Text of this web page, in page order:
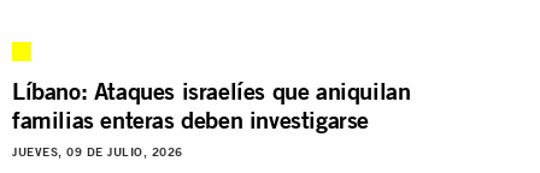
Líbano: Ataques israelíes que aniquilan
familias enteras deben investigarse
JUEVES, 09 DE JULIO, 2026